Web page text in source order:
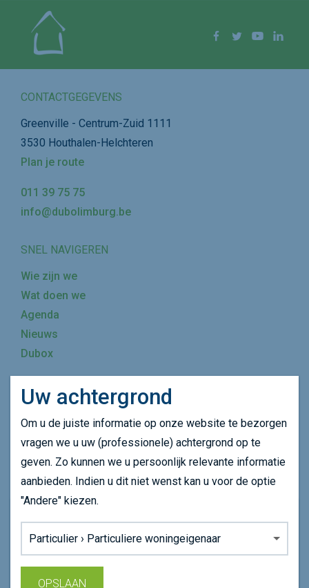
Facebook
Twitter YouTube
CONTACTGEGEVENS
Greenville - Centrum-Zuid 1111
3530 Houthalen-Helchteren
Plan je route
011 39 75 75
info@dubolimburg.be
SNEL NAVIGEREN
Wie zijn we
Wat doen we
Agenda
Nieuws
Dubox
Mijn achtergrond wijzigen
SCHRIJF JE IN OP ONZE NIEUWSBRIEF
SCHRIJF JE IN
Uw achtergrond
Om u de juiste informatie op onze website te bezorgen
vragen we u uw (professionele) achtergrond op te
geven. Zo kunnen we u persoonlijk relevante informatie
aanbieden. Indien u dit niet wenst kan u voor de optie
"Andere" kiezen.
Achtergrond:
OPSLAAN
surfervaring op onze website te verbeteren.
Lees onscookiebeleidvoor meer informatie.